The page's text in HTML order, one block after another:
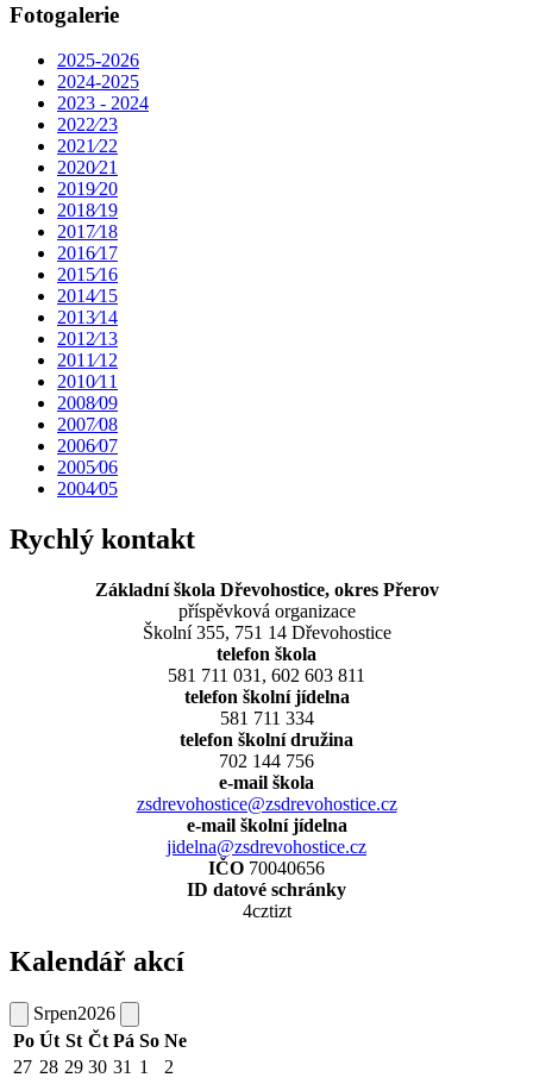
Fotogalerie
2025-2026
2024-2025
2023 - 2024
2022⁄23
2021⁄22
2020⁄21
2019⁄20
2018⁄19
2017⁄18
2016⁄17
2015⁄16
2014⁄15
2013⁄14
2012⁄13
2011⁄12
2010⁄11
2008⁄09
2007⁄08
2006⁄07
2005⁄06
2004⁄05
Rychlý kontakt
Základní škola Dřevohostice, okres Přerov
příspěvková organizace
Školní 355, 751 14 Dřevohostice
telefon škola
581 711 031, 602 603 811
telefon školní jídelna
581 711 334
telefon školní družina
702 144 756
e-mail škola
zsdrevohostice@zsdrevohostice.cz
e-mail školní jídelna
jidelna@zsdrevohostice.cz
IČO 70040656
ID datové schránky
4cztizt
Kalendář akcí
Srpen2026
Po Út St Čt Pá So Ne
27 28 29 30 31 1
2